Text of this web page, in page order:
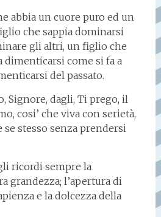
abbia un cuore puro ed un
che sappia dominarsi
gli altri, un figlio che
dimenticarsi come si fa a
del passato.
Signore, dagli, Ti prego, il
cosi’ che viva con serietà,
se stesso senza prendersi
ricordi sempre la
grandezza; l’apertura di
e la dolcezza della